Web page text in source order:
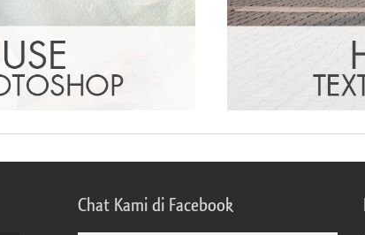
Chat Kami di Facebook